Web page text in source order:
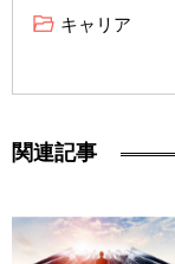
キャリア
関連記事